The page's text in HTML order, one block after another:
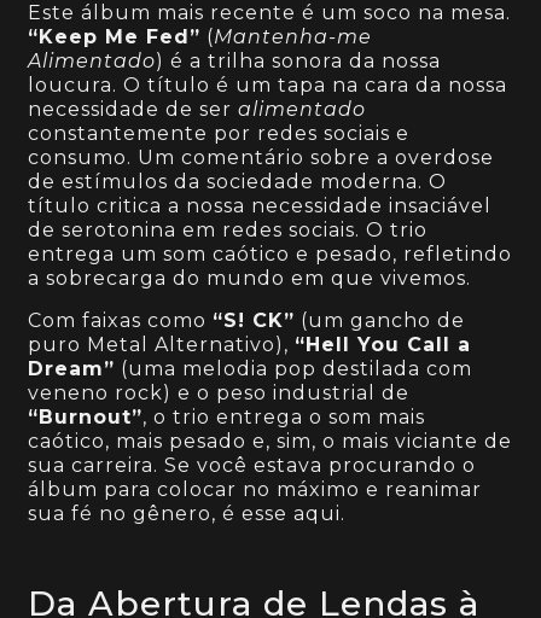
Este álbum mais recente é um soco na mesa.
“Keep Me Fed” (Mantenha-me
Alimentado) é a trilha sonora da nossa
loucura. O título é um tapa na cara da nossa
necessidade de seralimentado
constantemente por redes sociais e
consumo. Um comentário sobre a overdose
de estímulos da sociedade moderna. O
título critica a nossa necessidade insaciável
de serotonina em redes sociais. O trio
entrega um som caótico e pesado, refletindo
a sobrecarga do mundo em que vivemos.
Com faixas como “S! CK” (um gancho de
puro Metal Alternativo), “Hell You Call a
Dream” (uma melodia pop destilada com
veneno rock) e o peso industrial de
“Burnout”, o trio entrega o som mais
caótico, mais pesado e, sim, o mais viciante de
sua carreira. Se você estava procurando o
álbum para colocar no máximo e reanimar
sua fé no gênero, é esse aqui.
Da Abertura de Lendas à